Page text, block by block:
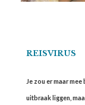
REISVIRUS
Je zou er maar
uitbraak liggen,